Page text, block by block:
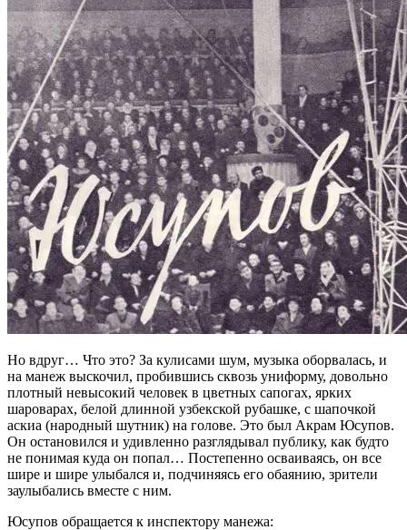
Но вдруг… Что это? За кулисами шум, музыка оборвалась, и
на манеж выскочил, пробившись сквозь униформу, довольно
плотный невысокий человек в цветных сапогах, ярких
шароварах, белой длинной узбекской рубашке, с шапочкой
аскиа (народный шутник) на голове. Это был Акрам Юсупов.
Он остановился и удивленно разглядывал публику, как будто
не понимая куда он попал… Постепенно осваиваясь, он все
шире и шире улыбался и, подчиняясь его обаянию, зрители
заулыбались вместе с ним.
Юсупов обращается к инспектору манежа: